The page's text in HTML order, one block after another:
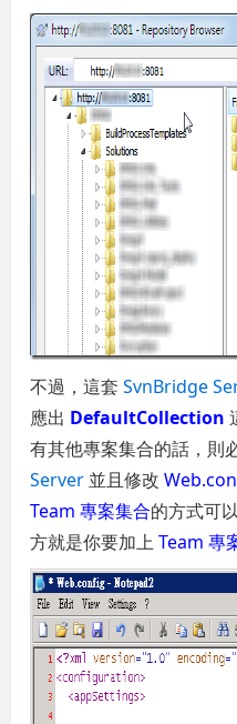
不過，這套SvnBridge
應出 DefaultCollection
有其他專案集合的話，則
Server 並且修改
Team 專案集合的方式可
方就是你要加上Team 專